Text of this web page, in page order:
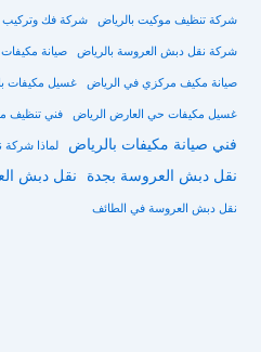
شركة تنظيف موكيت بالرياض شركة فك وتركيب
شركة نقل دبش العروسة بالرياض صيانة
صيانة مكيف مركزي في الرياض غسيل مكيفات
غسيل مكيفات حي العارض الرياض فني تنظيف
فني صيانة مكيفات بالرياض لماذا
نقل دبش العروسة بجدة نقل دبش
نقل دبش العروسة في الطائف